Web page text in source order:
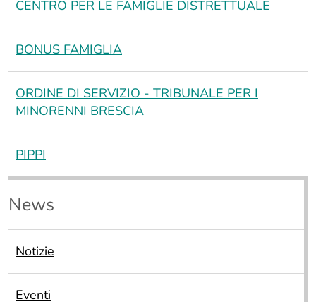
CENTRO PER LE FAMIGLIE DISTRETTUALE
BONUS FAMIGLIA
ORDINE DI SERVIZIO - TRIBUNALE PER I
MINORENNI BRESCIA
PIPPI
News
Notizie
Eventi